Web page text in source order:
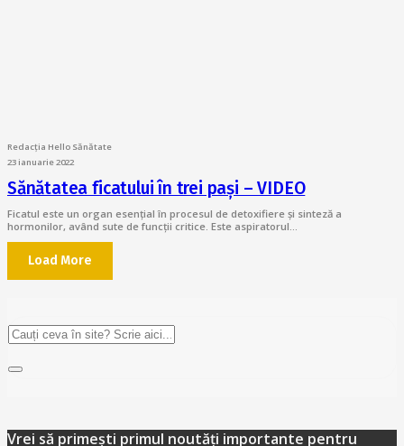
Redacția Hello Sănătate
23 ianuarie 2022
Sănătatea ficatului în trei pași – VIDEO
Ficatul este un organ esențial în procesul de detoxifiere și sinteză a
hormonilor, având sute de funcții critice. Este aspiratorul…
Load More
Vrei să primești primul noutăți importante pentru